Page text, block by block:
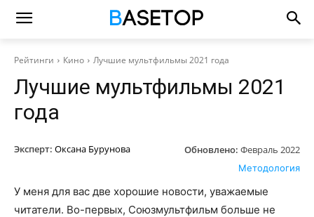
Рейтинги Кино Лучшие мультфильмы 2021 года
Лучшие мультфильмы 2021
года
Эксперт: Оксана Бурунова Обновлено: Февраль 2022
Методология
У меня для вас две хорошие новости, уважаемые
читатели. Во-первых, Союзмультфильм больше не